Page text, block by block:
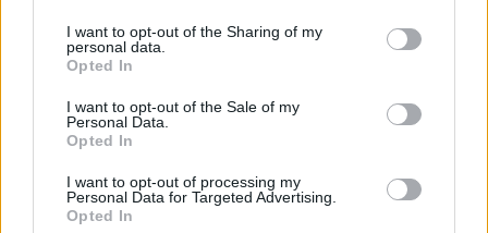
not limited to your visit or usage behaviour. You may click to
grant or deny consent to Google and its third-party tags to
use your data for below specified purposes in below Google
consent section.
I want to opt-out of the Sharing of my
personal data.
Opted In
I want to opt-out of the Sale of my
Personal Data.
Opted In
I want to opt-out of processing my
Personal Data for Targeted Advertising.
Opted In
Hirdetés